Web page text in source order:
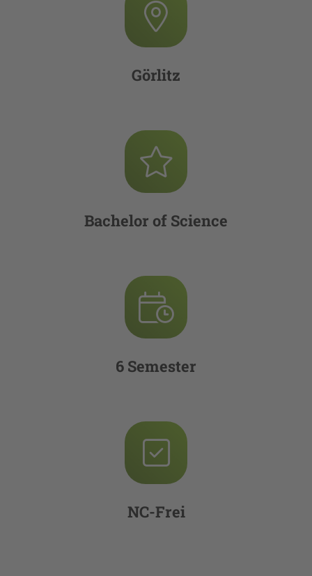
Görlitz
Bachelor of Science
6 Semester
NC-Frei